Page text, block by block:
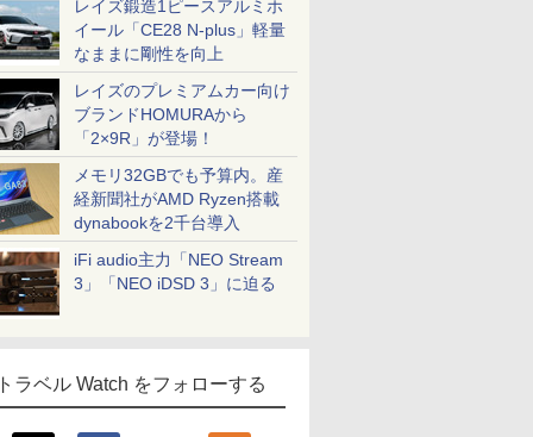
レイズ鍛造1ピースアルミホ
イール「CE28 N-plus」軽量
なままに剛性を向上
レイズのプレミアムカー向け
ブランドHOMURAから
「2×9R」が登場！
メモリ32GBでも予算内。産
経新聞社がAMD Ryzen搭載
dynabookを2千台導入
iFi audio主力「NEO Stream
3」「NEO iDSD 3」に迫る
ラベル Watch をフォローする